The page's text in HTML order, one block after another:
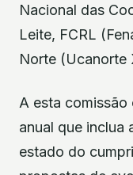
Nacional das
Leite, FCRL
Norte (Ucanorte
A esta comissão
anual que inclua
estado do